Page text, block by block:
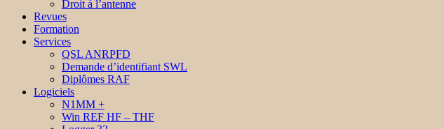
Droit à l’antenne
Revues
Formation
Services
QSL ANRPFD
Demande d’identifiant SWL
Diplômes RAF
Logiciels
N1MM +
Win REF HF – THF